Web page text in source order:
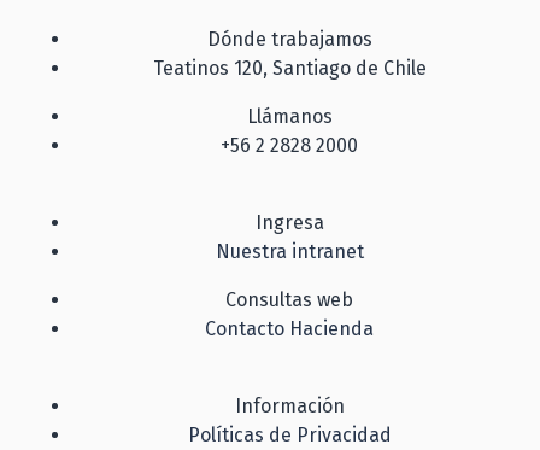
Dónde trabajamos
Teatinos 120, Santiago de Chile
Llámanos
+56 2 2828 2000
Ingresa
Nuestra intranet
Consultas web
Contacto Hacienda
Información
Políticas de Privacidad